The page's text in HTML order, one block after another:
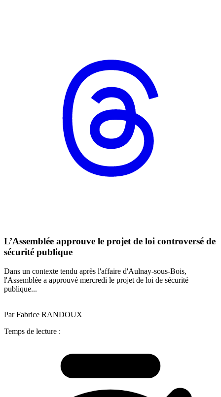
L’Assemblée approuve le projet de loi controversé de
sécurité publique
Dans un contexte tendu après l'affaire d'Aulnay-sous-Bois,
l'Assemblée a approuvé mercredi le projet de loi de sécurité
publique...
Par Fabrice RANDOUX
Temps de lecture :